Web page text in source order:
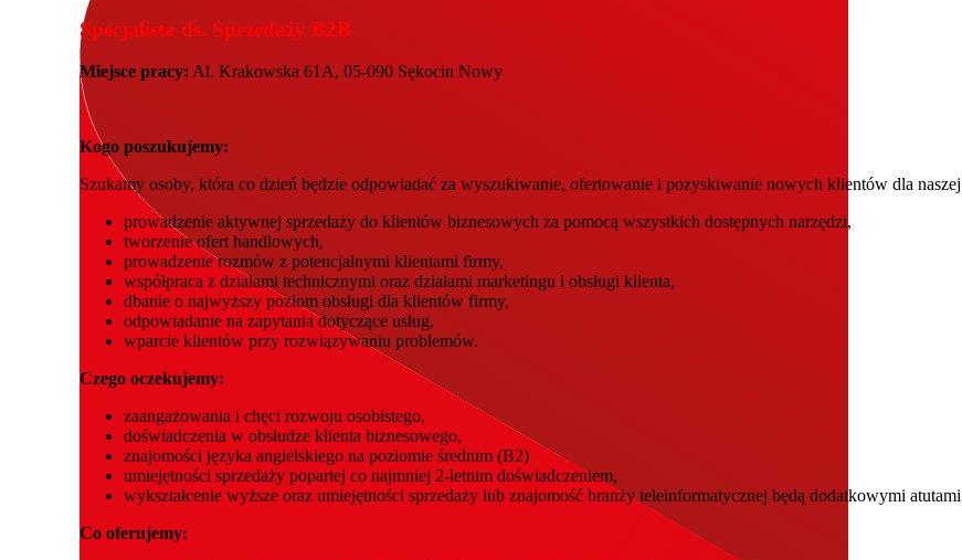
Specjalista ds. Sprzedaży B2B
Miejsce pracy: Al. Krakowska 61A, 05-090 Sękocin Nowy
Kogo poszukujemy:
Szukamy osoby, która co dzień będzie odpowiadać za wyszukiwanie, ofertowanie i pozyskiwanie nowych klientów dla
prowadzenie aktywnej sprzedaży do klientów biznesowych za pomocą wszystkich dostępnych narzędzi,
tworzenie ofert handlowych,
prowadzenie rozmów z potencjalnymi klientami firmy,
współpraca z działami technicznymi oraz działami marketingu i obsługi klienta,
dbanie o najwyższy poziom obsługi dla klientów firmy,
odpowiadanie na zapytania dotyczące usług,
wparcie klientów przy rozwiązywaniu problemów.
Czego oczekujemy:
zaangażowania i chęci rozwoju osobistego,
doświadczenia w obsłudze klienta biznesowego,
znajomości języka angielskiego na poziomie średnim (B2)
umiejętności sprzedaży popartej co najmniej 2-letnim doświadczeniem,
wykształcenie wyższe oraz umiejętności sprzedaży lub znajomość branży teleinformatycznej będą dodatkowymi
Co oferujemy: